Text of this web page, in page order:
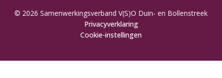
© 2026 Samenwerkingsverband V(S)O Duin- en Bollenstreek
Privacyverklaring
Cookie-instellingen